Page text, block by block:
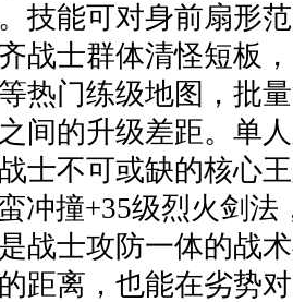
技能可对身前扇形
战士群体清怪短板
热门练级地图，批
间的升级差距。单
士不可或缺的核心
撞+35级烈火剑法
战士攻防一体的战
距离，也能在劣势